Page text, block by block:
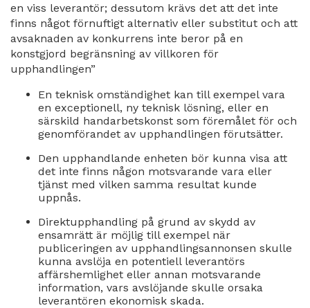
en viss leverantör; dessutom krävs det att det inte
finns något förnuftigt alternativ eller substitut och att
avsaknaden av konkurrens inte beror på en
konstgjord begränsning av villkoren för
upphandlingen”
En teknisk omständighet kan till exempel vara
en exceptionell, ny teknisk lösning, eller en
särskild handarbetskonst som föremålet för och
genomförandet av upphandlingen förutsätter.
Den upphandlande enheten bör kunna visa att
det inte finns någon motsvarande vara eller
tjänst med vilken samma resultat kunde
uppnås.
Direktupphandling på grund av skydd av
ensamrätt är möjlig till exempel när
publiceringen av upphandlingsannonsen skulle
kunna avslöja en potentiell leverantörs
affärshemlighet eller annan motsvarande
information, vars avslöjande skulle orsaka
leverantören ekonomisk skada.